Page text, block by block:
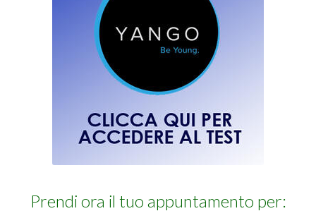
Prendi ora il tuo appuntamento per: